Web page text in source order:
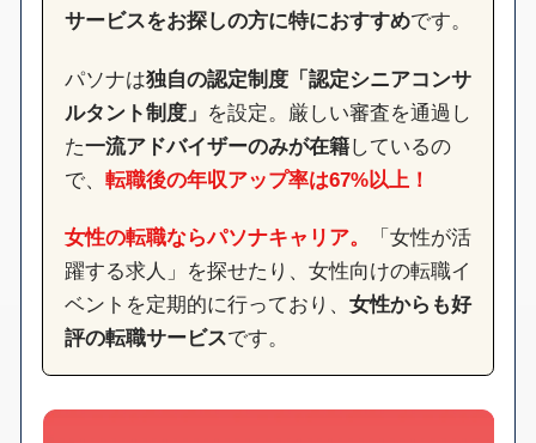
サービスをお探しの方に特におすすめです。
パソナは独自の認定制度「認定シニアコンサ
ルタント制度」 を設定。厳しい審査を通過し
た一流アドバイザーのみが在籍しているの
で、 転職後の年収アップ率は67%以上！
女性の転職ならパソナキャリア。
「女性が活
躍する求人」を探せたり、女性向けの転職イ
ベントを定期的に行っており、 女性からも好
評の転職サービスです。